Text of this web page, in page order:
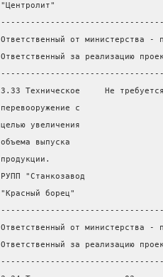
"Центролит"
Ответственный от министерства -
Ответственный за реализацию
3.33 Техническое     Не
перевооружение с
целью увеличения
объема выпуска
продукции.
РУПП "Станкозавод
"Красный борец"
Ответственный от министерства -
Ответственный за реализацию